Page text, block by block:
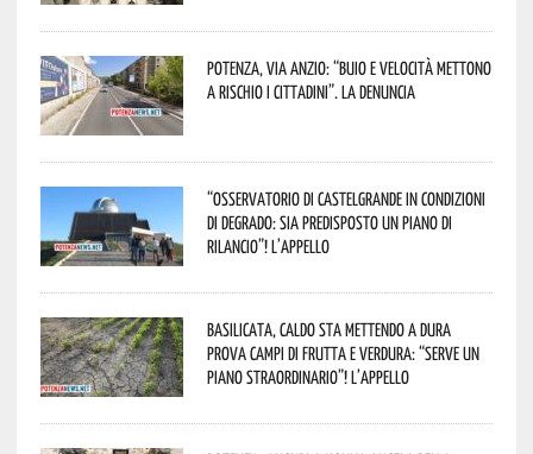
Potenza, Via Anzio: “Buio e velocità mettono
a rischio i cittadini”. La denuncia
“Osservatorio di Castelgrande in condizioni
di degrado: sia predisposto un piano di
rilancio”! L’appello
Basilicata, caldo sta mettendo a dura
prova campi di frutta e verdura: “Serve un
piano straordinario”! L’appello